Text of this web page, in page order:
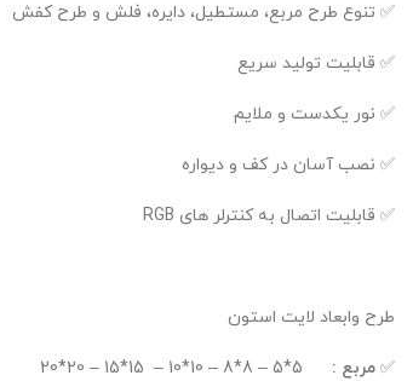
✅ تنوع طرح مربع، مستطیل، دایره، فلش و طرح کفش
✅ قابلیت تولید سریع
✅ نور یکدست و ملایم
✅ نصب آسان در کف و دیواره
✅ قابلیت اتصال به کنترلر های RGB
طرح وابعاد لایت استون
✅ مربع :